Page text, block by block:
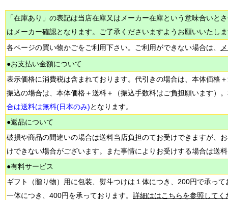
「在庫あり」の表記は当店在庫又はメーカー在庫という意味合いと
はメーカー確認となります。ご了承くださいますようお願いいたし
各ページの買い物かごをご利用下さい。ご利用ができない場合は、
●お支払い金額について
表示価格に消費税は含まれております。代引きの場合は、本体価格
振込の場合は、本体価格＋送料＋（振込手数料はご負担願います）
合は送料は無料(日本のみ) となります。
●返品について
破損や商品の間違いの場合は送料当店負担のてお受けできますが、
けできない場合がございます。また事情によりお受けする場合は送
●有料サービス
ギフト（贈り物）用に包装、熨斗つけは１体につき、200円で承っ
一体につき、400円を承っております。 詳細ははこちらを参照してく